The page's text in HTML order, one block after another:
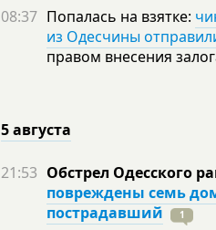
08:37 Попалась на взятке:
из Одесчины
правом внесения
5 августа
21:53 Обстрел Одесского
повреждены семь
пострадавший
1